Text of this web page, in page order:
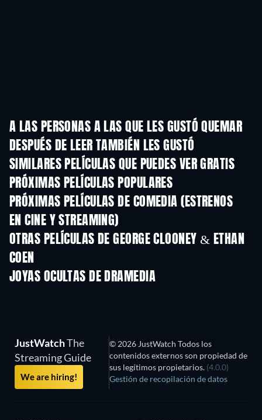
A LAS PERSONAS A LAS QUE LES GUSTÓ QUEMAR
DESPUÉS DE LEER TAMBIÉN LES GUSTÓ
SIMILARES PELÍCULAS QUE PUEDES VER GRATIS
PRÓXIMAS PELÍCULAS POPULARES
PRÓXIMAS PELÍCULAS DE COMEDIA (ESTRENOS
EN CINE Y STREAMING)
OTRAS PELÍCULAS DE GEORGE CLOONEY & ETHAN
COEN
JOYAS OCULTAS DE DRAMEDIA
JustWatchThe
Streaming Guide
We are hiring!
© 2026 JustWatch Todos los
contenidos externos son propiedad de
sus legítimos propietarios. (4.0.0)
Gestión de recopilación de datos